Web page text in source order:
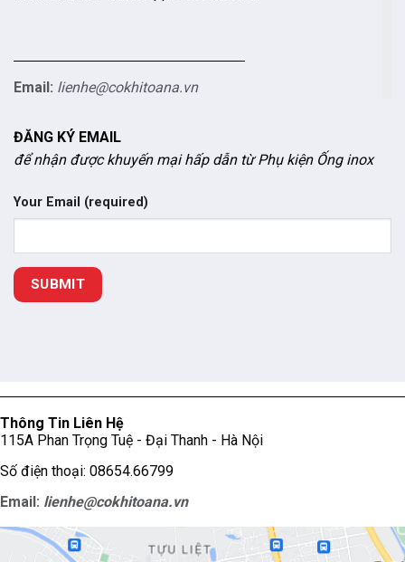
Email: lienhe@cokhitoana.vn
ĐĂNG KÝ EMAIL
để nhận được khuyến mại hấp dẫn từ Phụ kiện Ống inox
Your Email (required)
Thông Tin Liên Hệ
115A Phan Trọng Tuệ - Đại Thanh - Hà Nội
Số điện thoại: 08654.66799
Email: lienhe@cokhitoana.vn